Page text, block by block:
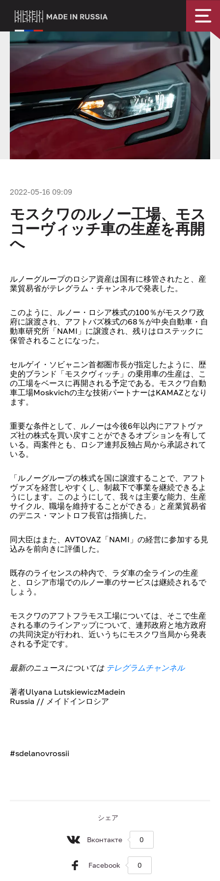
2022-05-16 09:09
モスクワのルノー工場、モス
コーヴィッチ車の生産を再開
へ
ルノーグループのロシア資産は国有に移管されたと、産
業貿易省がテレグラム・チャンネルで発表した。
このように、ルノー・ロシア株式の100％がモスクワ政
府に譲渡され、アフトバズ株式の68％が中央自動車・自
動車研究所「NAMI」に譲渡され、残りはロステックに
保管されることになった。
セルゲイ・ソビャニン首都圏市長が指定したように、歴
史的ブランド「モスクヴィッチ」の乗用車の生産は、こ
の工場をベースに再開される予定である。モスクワ自動
車工場Moskvichの主な技術パートナーはKAMAZとなり
ます。
重要な条件として、ルノーは今後6年以内にアフトヴァ
ズ社の株式を買い戻すことができるオプションを有して
いる。両案件とも、ロシア連邦反独占局から承認されて
いる。
「ルノーグループの株式を国に譲渡することで、アフト
ヴァズを経営しやすくし、制裁下で事業を継続できるよ
うにします。このようにして、我々は主要な能力、生産
サイクル、職場を維持することができる」と産業貿易省
のデニス・マントロフ長官は指摘した。
同大臣はまた、AVTOVAZ「NAMI」の経営に参加する見
込みを前向きに評価した。
既存のライセンスの枠内で、ラダ車の全ラインの生産
と、ロシア市場でのルノー車のサービスは継続されるで
しょう。
モスクワのアフトフラモス工場については、そこで生産
される車のラインアップについて、連邦政府と地方政府
の共同決定が行われ、近いうちにモスクワ当局から発表
される予定です。
最新のニュースについては テレグラムチャンネル
著者Ulyana LutskiewiczMadein
Russia // メイドインロシア
#sdelanovrossii
シェア
Вконтакте 0
Facebook 0